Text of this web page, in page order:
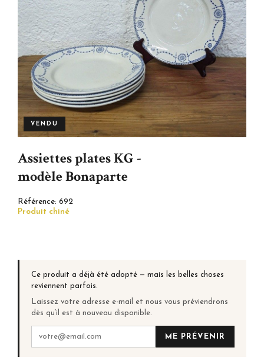
VENDU
Assiettes plates KG -
modèle Bonaparte
Référence: 692
Produit chiné
Ce produit a déjà été adopté — mais les belles choses
reviennent parfois.
Laissez votre adresse e-mail et nous vous préviendrons
dès qu’il est à nouveau disponible.
ME PRÉVENIR